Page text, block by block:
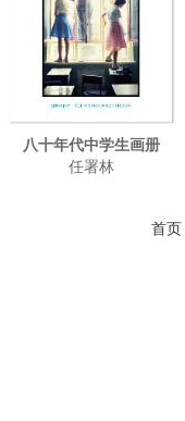
八十年代中学生画册
任署林
首页